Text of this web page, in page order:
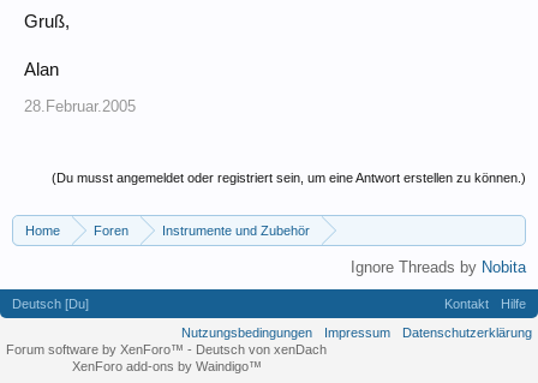
Gruß,
Alan
28.Februar.2005
(Du musst angemeldet oder registriert sein, um eine Antwort erstellen zu können.)
Home Foren
Instrumente und Zubehör
Ignore Threads by Nobita
Deutsch [Du] Kontakt
Hilfe
Nutzungsbedingungen
Impressum
Datenschutzerklärung
Forum software by XenForo™ - Deutsch von xenDach
XenForo add-ons by Waindigo™